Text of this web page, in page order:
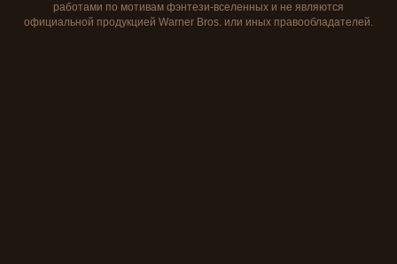
работами по мотивам фэнтези-вселенных и не являются
официальной продукцией Warner Bros. или иных правообладателей.